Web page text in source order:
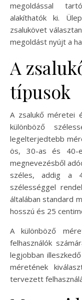
megoldással
alakíthatók ki.
zsalukövet
megoldást nyújt a
A
típusok
A zsalukő méretei
különböző
legelterjedtebb
ös, 30-as és 40-
megnevezésből
széles, addig a
szélességgel
általában standard
hosszú és 25
A különböző
felhasználók
legjobban
méretének
tervezett